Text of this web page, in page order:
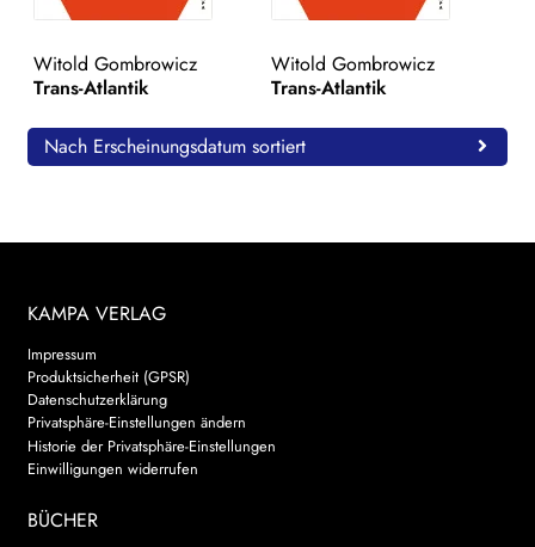
Search:
Witold Gombrowicz
Trans-Atlantik
Witold Gombrowicz
Trans-Atlantik
Nach Erscheinungsdatum sortiert
KAMPA VERLAG
Impressum
Produktsicherheit (GPSR)
Datenschutzerklärung
Privatsphäre-Einstellungen ändern
Historie der Privatsphäre-Einstellungen
Einwilligungen widerrufen
BÜCHER